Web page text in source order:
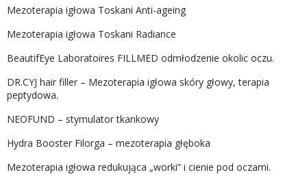
Mezoterapia igłowa Toskani Anti-ageing
Mezoterapia igłowa Toskani Radiance
BeautifEye Laboratoires FILLMED odmłodzenie okolic oczu.
DR.CYJ hair filler – Mezoterapia igłowa skóry głowy, terapia
peptydowa.
NEOFUND – stymulator tkankowy
Hydra Booster Filorga – mezoterapia głęboka
Mezoterapia igłowa redukująca „worki” i cienie pod oczami.